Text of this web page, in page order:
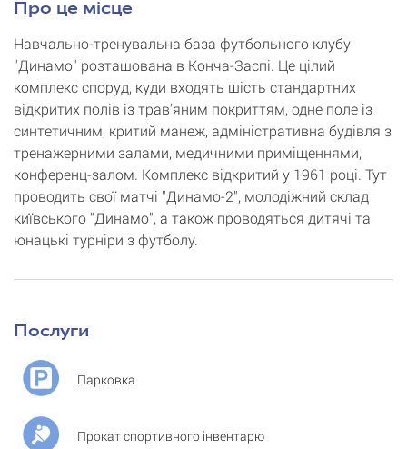
Про це місце
Навчально-тренувальна база футбольного клубу
"Динамо" розташована в Конча-Заспі. Це цілий
комплекс споруд, куди входять шість стандартних
відкритих полів із трав’яним покриттям, одне поле із
синтетичним, критий манеж, адміністративна будівля з
тренажерними залами, медичними приміщеннями,
конференц-залом. Комплекс відкритий у 1961 році. Тут
проводить свої матчі "Динамо-2", молодіжний склад
київського "Динамо", а також проводяться дитячі та
юнацькі турніри з футболу.
Послуги
Парковка
Прокат спортивного інвентарю